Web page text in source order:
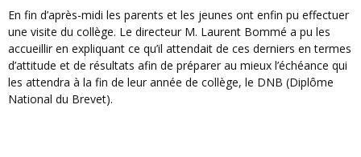
En fin d’après-midi les parents et les jeunes ont enfin pu effectuer
une visite du collège. Le directeur M. Laurent Bommé a pu les
accueillir en expliquant ce qu’il attendait de ces derniers en termes
d’attitude et de résultats afin de préparer au mieux l’échéance qui
les attendra à la fin de leur année de collège, le DNB (Diplôme
National du Brevet).